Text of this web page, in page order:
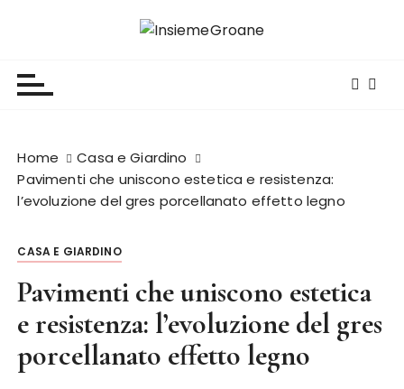
Home
Casa e Giardino
Pavimenti che uniscono estetica e resistenza:
l’evoluzione del gres porcellanato effetto legno
CASA E GIARDINO
Pavimenti che uniscono estetica
e resistenza: l’evoluzione del gres
porcellanato effetto legno